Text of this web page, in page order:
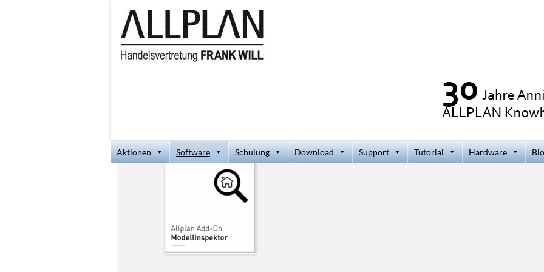
Aktionen Software Schulung Download Support Tutorial Hardware